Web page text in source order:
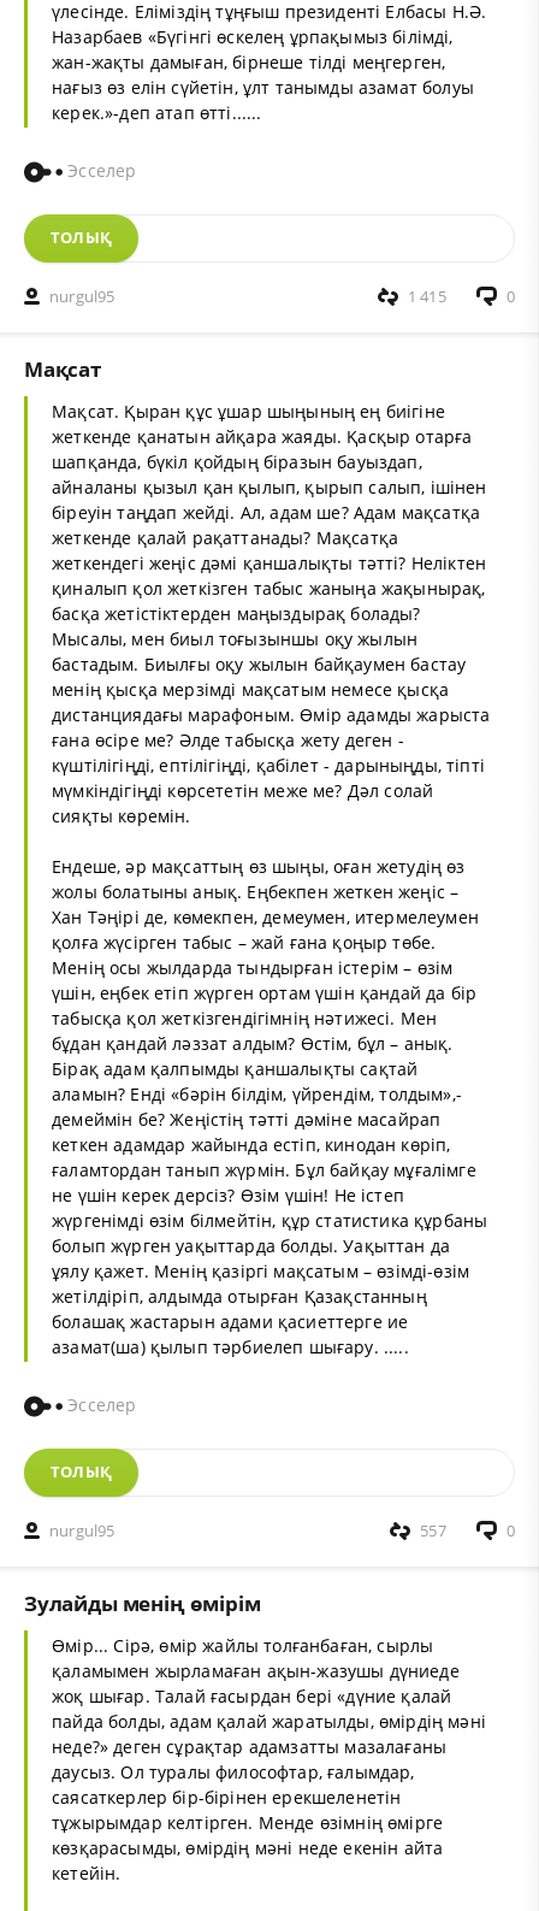
үлесінде. Еліміздің тұңғыш президенті Елбасы Н.Ә.
Назарбаев «Бүгінгі өскелең ұрпақымыз білімді,
жан-жақты дамыған, бірнеше тілді меңгерген,
нағыз өз елін сүйетін, ұлт танымды азамат болуы
керек.»-деп атап өтті......
Эсселер
ТОЛЫҚ
nurgul95 0
1 415
Мақсат
Мақсат. Қыран құс ұшар шыңының ең биігіне
жеткенде қанатын айқара жаяды. Қасқыр отарға
шапқанда, бүкіл қойдың біразын бауыздап,
айналаны қызыл қан қылып, қырып салып, ішінен
біреуін таңдап жейді. Ал, адам ше? Адам мақсатқа
жеткенде қалай рақаттанады? Мақсатқа
жеткендегі жеңіс дәмі қаншалықты тәтті? Неліктен
қиналып қол жеткізген табыс жаныңа жақынырақ,
басқа жетістіктерден маңыздырақ болады?
Мысалы, мен биыл тоғызыншы оқу жылын
бастадым. Биылғы оқу жылын байқаумен бастау
менің қысқа мерзімді мақсатым немесе қысқа
дистанциядағы марафоным. Өмір адамды жарыста
ғана өсіре ме? Әлде табысқа жету деген -
күштілігіңді, ептілігіңді, қабілет - дарыныңды, тіпті
мүмкіндігіңді көрсететін меже ме? Дәл солай
сияқты көремін.
Ендеше, әр мақсаттың өз шыңы, оған жетудің өз
жолы болатыны анық. Еңбекпен жеткен жеңіс –
Хан Тәңірі де, көмекпен, демеумен, итермелеумен
қолға жүсірген табыс – жай ғана қоңыр төбе.
Менің осы жылдарда тындырған істерім – өзім
үшін, еңбек етіп жүрген ортам үшін қандай да бір
табысқа қол жеткізгендігімнің нәтижесі. Мен
бұдан қандай ләззат алдым? Өстім, бұл – анық.
Бірақ адам қалпымды қаншалықты сақтай
аламын? Енді «бәрін білдім, үйрендім, толдым»,-
демеймін бе? Жеңістің тәтті дәміне масайрап
кеткен адамдар жайында естіп, кинодан көріп,
ғаламтордан танып жүрмін. Бұл байқау мұғалімге
не үшін керек дерсіз? Өзім үшін! Не істеп
жүргенімді өзім білмейтін, құр статистика құрбаны
болып жүрген уақыттарда болды. Уақыттан да
ұялу қажет. Менің қазіргі мақсатым – өзімді-өзім
жетілдіріп, алдымда отырған Қазақстанның
болашақ жастарын адами қасиеттерге ие
азамат(ша) қылып тәрбиелеп шығару. .....
Эсселер
ТОЛЫҚ
nurgul95 0
557
Зулайды менің өмірім
Өмір... Сірә, өмір жайлы толғанбаған, сырлы
қаламымен жырламаған ақын-жазушы дүниеде
жоқ шығар. Талай ғасырдан бері «дүние қалай
пайда болды, адам қалай жаратылды, өмірдің мәні
неде?» деген сұрақтар адамзатты мазалағаны
даусыз. Ол туралы философтар, ғалымдар,
саясаткерлер бір-бірінен ерекшеленетін
тұжырымдар келтірген. Менде өзімнің өмірге
көзқарасымды, өмірдің мәні неде екенін айта
кетейін.